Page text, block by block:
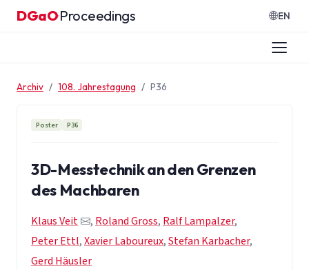
Zum Inhalt springen
DGaO·Proceedings EN
Archiv 108. Jahrestagung P36
Poster P36
3D-Messtechnik an den Grenzen
des Machbaren
Klaus Veit , Roland Gross, Ralf Lampalzer,
Peter Ettl,Xavier Laboureux,Stefan Karbacher,
Gerd Häusler